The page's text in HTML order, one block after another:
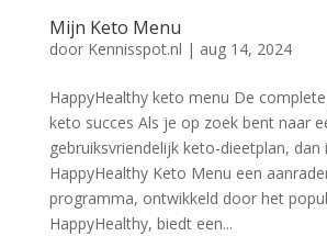
Mijn Keto Menu
door Kennisspot.nl | aug 14, 2024
HappyHealthy keto menu De
keto succes Als je op zoek bent naar
gebruiksvriendelijk keto-dieetplan, dan
HappyHealthy Keto Menu een
programma, ontwikkeld door het
HappyHealthy, biedt een...